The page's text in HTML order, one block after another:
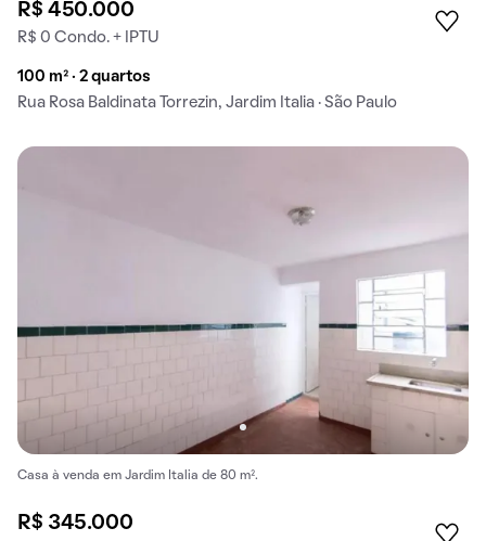
R$ 450.000
R$ 0 Condo. + IPTU
100 m² · 2 quartos
Rua Rosa Baldinata Torrezin, Jardim Italia · São Paulo
Casa à venda em Jardim Italia de 80 m².
R$ 345.000